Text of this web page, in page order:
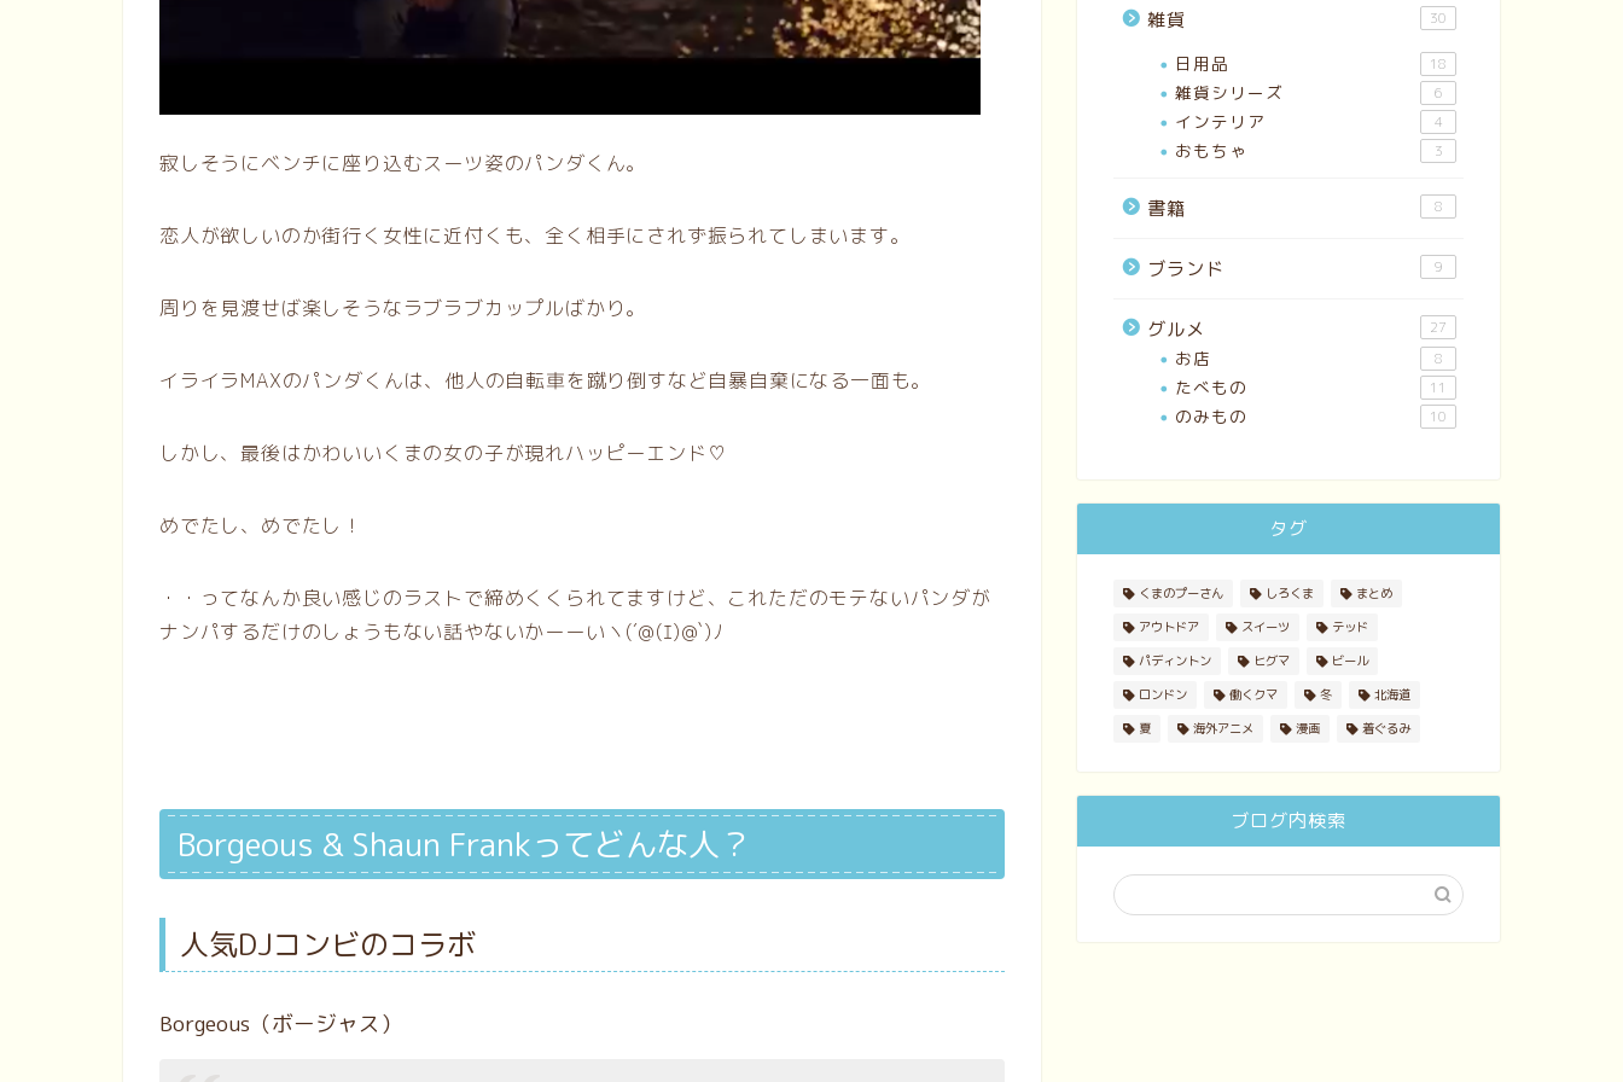
寂しそうにベンチに座り込むスーツ姿のパンダくん。
恋人が欲しいのか街行く女性に近付くも、全く相手にされず振られてしまいます。
周りを見渡せば楽しそうなラブラブカップルばかり。
イライラMAXのパンダくんは、他人の自転車を蹴り倒すなど自暴自棄になる一面も。
しかし、最後はかわいいくまの女の子が現れハッピーエンド♡
めでたし、めでたし！
・・ってなんか良い感じのラストで締めくくられてますけど、これただのモテないパンダが
ナンパするだけのしょうもない話やないかーーいヽ(´@(ｴ)@`)ﾉ
Borgeous & Shaun Frankってどんな人？
人気DJコンビのコラボ
Borgeous（ボージャス）
雑貨 30
日用品 18
雑貨シリーズ 6
インテリア 4
おもちゃ 3
書籍 8
ブランド 9
グルメ 27
お店 8
たべもの 11
のみもの 10
タグ
くまのプーさん しろくま
まとめ
アウトドア
スイーツ
テッド
パディントン
ヒグマ
ビール
ロンドン
働くクマ 冬
北海道
夏
海外アニメ 漫画 着ぐるみ
ブログ内検索